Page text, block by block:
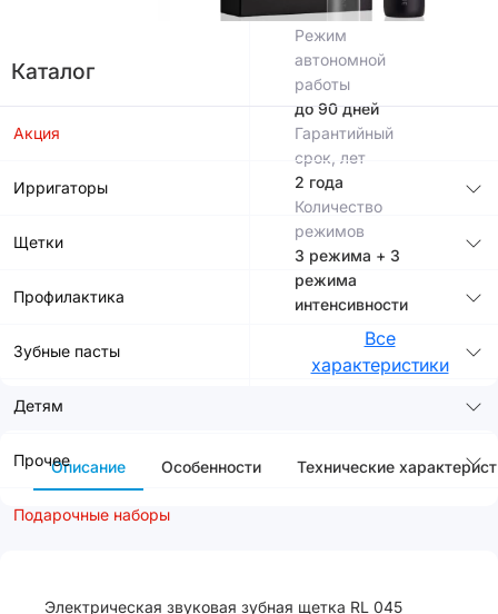
Каталог
Акция
Ирригаторы
Щетки
Профилактика
Зубные пасты
Детям
Прочее
Подарочные наборы
0,1 мм
10 мм
Режим
автономной
работы
до 90 дней
Гарантийный
срок, лет
2 года
Количество
режимов
3 режима + 3
режима
интенсивности
Все
характеристики
Описание Особенности Технические
Электрическая звуковая зубная щетка RL 045